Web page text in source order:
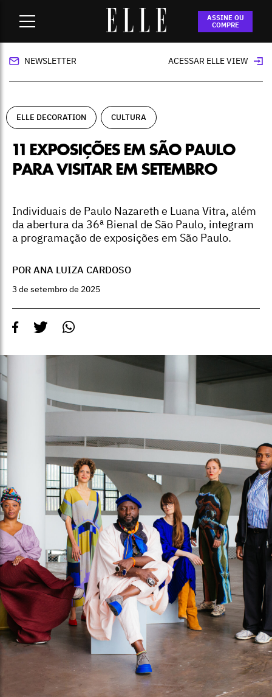
ASSINE OU
COMPRE
-11 exposições em São Paulo para
visitar em setembro
NEWSLETTER ACESSAR ELLE VIEW
ELLE DECORATION CULTURA
11 EXPOSIÇÕES EM SÃO PAULO
PARA VISITAR EM SETEMBRO
Individuais de Paulo Nazareth e Luana Vitra, além
da abertura da 36ª Bienal de São Paulo, integram
a programação de exposições em São Paulo.
POR ANA LUIZA CARDOSO
3 de setembro de 2025